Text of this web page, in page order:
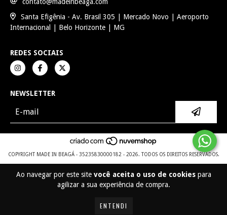
Ao navegar por este site você aceita o uso de cookiespara
agilizar a sua experiência de compra.
ENTENDI
Santa Efigênia - Av. Brasil 305 | Mercado Novo | Aeroporto
Internacional | Belo Horizonte | MG
REDES SOCIAIS
NEWSLETTER
COPYRIGHT MADE IN BEAGÁ - 35235830000182 - 2026. TODOS OS DIREITOS RESERVADOS.